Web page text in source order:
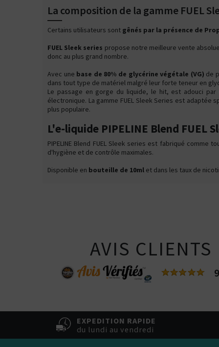
Kits pour Fumeur
OCCASIONNEL
La composition de la gamme FUEL
Certains utilisateurs sont gênés par la présence de
FUEL Sleek series propose notre meilleure vente
donc au plus grand nombre.
Avec une base de 80% de glycérine végétale (VG) de
dans tout type de matériel malgré leur forte teneur en
Le passage en gorge du liquide, le hit, est adouci
électronique. La gamme FUEL Sleek Series est adaptée
plus populaire.
L'e-liquide PIPELINE Blend FUEL
PIPELINE Blend FUEL Sleek series est fabriqué comme
d'hygiène et de contrôle maximales.
Disponible en bouteille de 10ml et dans les taux de
AVIS CLIENTS
EXPEDITION RAPIDE
du lundi au vendredi